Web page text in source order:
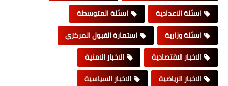
اسئلة الاعدادية
اسئلة المتوسطة
اسئلة وزارية
استمارة القبول المركزي
الاخبار الاقتصادية
الاخبار الامنية
الاخبار الرياضية
الاخبار السياسية